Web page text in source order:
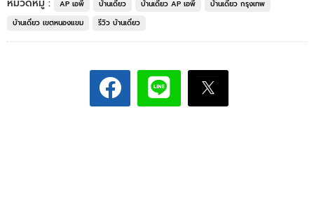
หมวดหมู่ :
AP เอพี บ้านเดี่ยว บ้านเดี่ยว AP เอพี
บ้านเดี่ยว กรุงเทพ
บ้านเดี่ยว เขตหนองแขม
รีวิว บ้านเดี่ยว